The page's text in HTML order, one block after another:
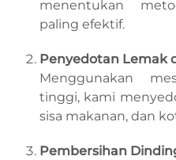
menentukan
paling efektif.
Penyedotan Lemak
Menggunakan
tinggi, kami
sisa makanan, dan
Pembersihan